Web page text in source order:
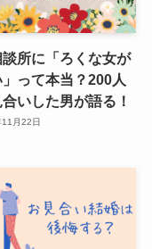
所に「ろくな女が
って本当？200人
いした男が語る！
月22日